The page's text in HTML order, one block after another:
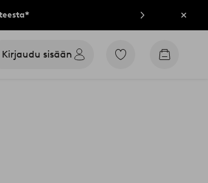
Sulje
Kirjaudu sisään
Siirry
Siirry